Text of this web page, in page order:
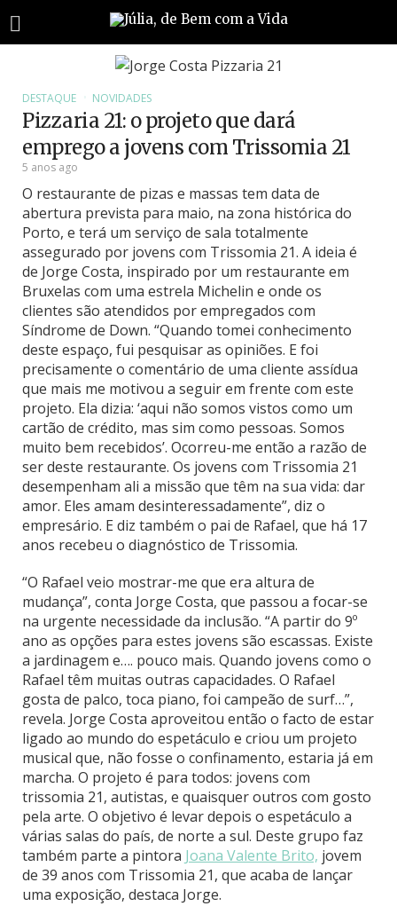
DESTAQUE NOVIDADES
Pizzaria 21: o projeto que dará
emprego a jovens com Trissomia 21
5 anos ago
O restaurante de pizas e massas tem data de
abertura prevista para maio, na zona histórica do
Porto, e terá um serviço de sala totalmente
assegurado por jovens com Trissomia 21. A ideia é
de Jorge Costa, inspirado por um restaurante em
Bruxelas com uma estrela Michelin e onde os
clientes são atendidos por empregados com
Síndrome de Down. “Quando tomei conhecimento
deste espaço, fui pesquisar as opiniões. E foi
precisamente o comentário de uma cliente assídua
que mais me motivou a seguir em frente com este
projeto. Ela dizia: ‘aqui não somos vistos como um
cartão de crédito, mas sim como pessoas. Somos
muito bem recebidos’. Ocorreu-me então a razão de
ser deste restaurante. Os jovens com Trissomia 21
desempenham ali a missão que têm na sua vida: dar
amor. Eles amam desinteressadamente”, diz o
empresário. E diz também o pai de Rafael, que há 17
anos recebeu o diagnóstico de Trissomia.
“O Rafael veio mostrar-me que era altura de
mudança”, conta Jorge Costa, que passou a focar-se
na urgente necessidade da inclusão. “A partir do 9º
ano as opções para estes jovens são escassas. Existe
a jardinagem e…. pouco mais. Quando jovens como o
Rafael têm muitas outras capacidades. O Rafael
gosta de palco, toca piano, foi campeão de surf…”,
revela. Jorge Costa aproveitou então o facto de estar
ligado ao mundo do espetáculo e criou um projeto
musical que, não fosse o confinamento, estaria já em
marcha. O projeto é para todos: jovens com
trissomia 21, autistas, e quaisquer outros com gosto
pela arte. O objetivo é levar depois o espetáculo a
várias salas do país, de norte a sul. Deste grupo faz
também parte a pintora Joana Valente Brito, jovem
de 39 anos com Trissomia 21, que acaba de lançar
uma exposição, destaca Jorge.